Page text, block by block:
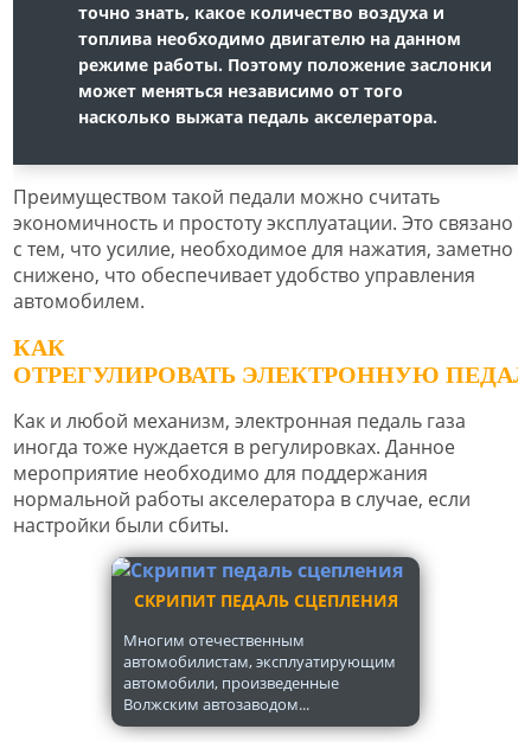
точно знать, какое количество воздуха и
топлива необходимо двигателю на данном
режиме работы. Поэтому положение заслонки
может меняться независимо от того
насколько выжата педаль акселератора.
Преимуществом такой педали можно считать
экономичность и простоту эксплуатации. Это связано
с тем, что усилие, необходимое для нажатия, заметно
снижено, что обеспечивает удобство управления
автомобилем.
КАК
ОТРЕГУЛИРОВАТЬ ЭЛЕКТРОННУЮ
Как и любой механизм, электронная педаль газа
иногда тоже нуждается в регулировках. Данное
мероприятие необходимо для поддержания
нормальной работы акселератора в случае, если
настройки были сбиты.
СКРИПИТ ПЕДАЛЬ СЦЕПЛЕНИЯ
Многим отечественным
автомобилистам, эксплуатирующим
автомобили, произведенные
Волжским автозаводом...